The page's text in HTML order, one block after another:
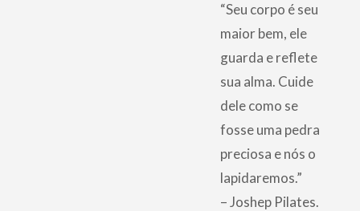
“Seu corpo é seu
maior bem, ele
guarda e reflete
sua alma. Cuide
dele como se
fosse uma pedra
preciosa e nós o
lapidaremos.”
– Joshep Pilates.